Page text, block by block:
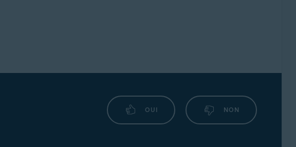
OUI NON